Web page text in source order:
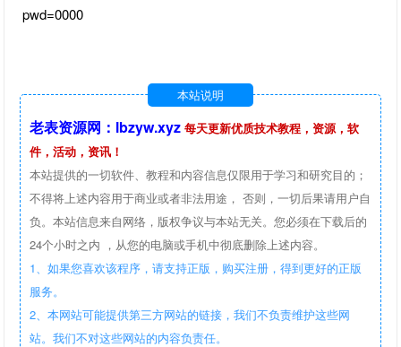
pwd=0000
本站说明
老表资源网：lbzyw.xyz 每天更新优质技术教程，资源，软
件，活动，资讯！
本站提供的一切软件、教程和内容信息仅限用于学习和研究目的；
不得将上述内容用于商业或者非法用途， 否则，一切后果请用户自
负。本站信息来自网络，版权争议与本站无关。您必须在下载后的
24个小时之内 ，从您的电脑或手机中彻底删除上述内容。
1、如果您喜欢该程序，请支持正版，购买注册，得到更好的正版
服务。
2、本网站可能提供第三方网站的链接，我们不负责维护这些网
站。我们不对这些网站的内容负责任。